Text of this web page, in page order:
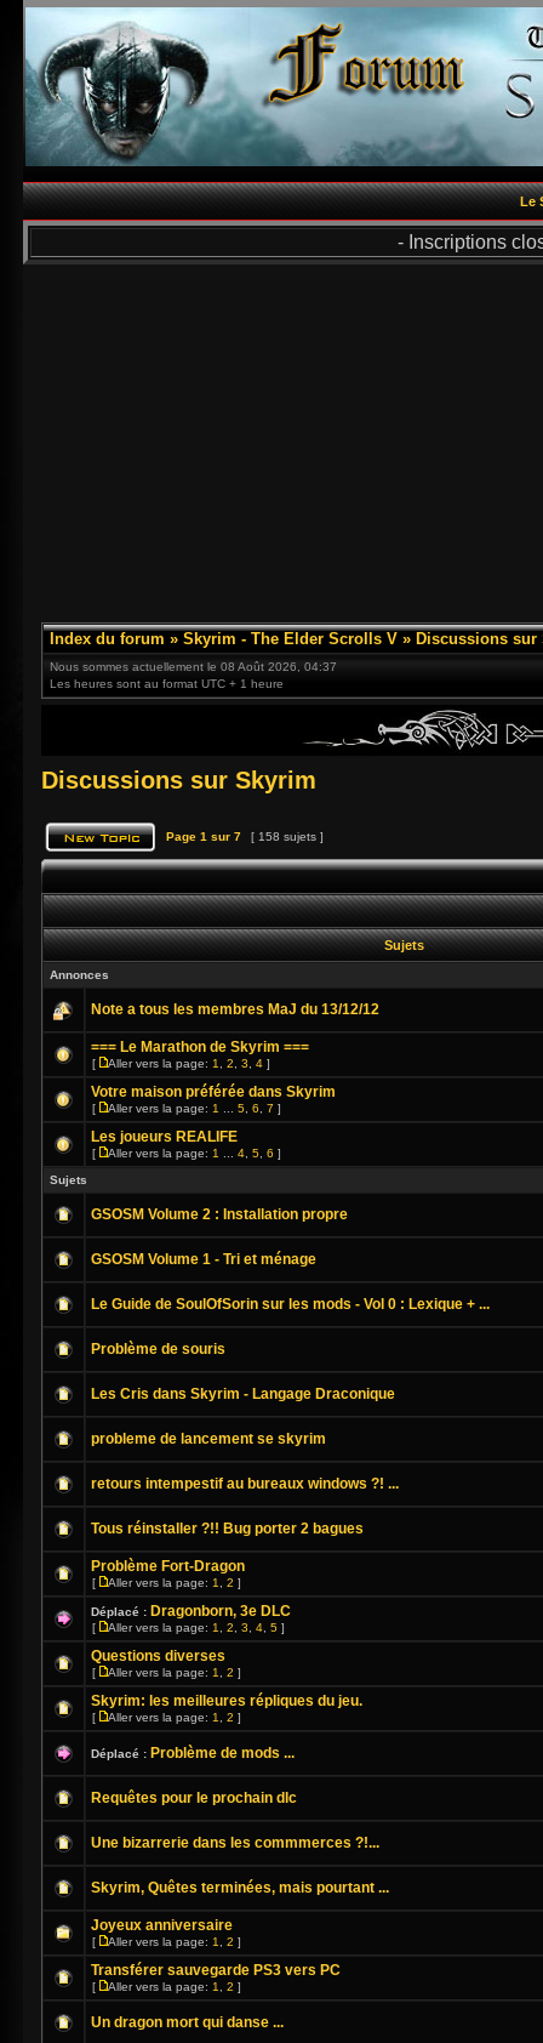
Le
- Inscriptions
Index du forum » Skyrim - The Elder Scrolls V » Discussions sur
Nous sommes actuellement le 08 Août 2026, 04:37
Les heures sont au format UTC + 1 heure
Discussions sur Skyrim
Page 1 sur 7 [ 158 sujets ]
Sujets
Annonces
Note a tous les membres MaJ du 13/12/12
=== Le Marathon de Skyrim ===
[ Aller vers la page: 1 2 3 4 ]
Votre maison préférée dans Skyrim
[ Aller vers la page: 1 5 6 7 ]
Les joueurs REALIFE
[ Aller vers la page: 1 4 5 6 ]
Sujets
GSOSM Volume 2 : Installation propre
GSOSM Volume 1 - Tri et ménage
Le Guide de SoulOfSorin sur les mods - Vol 0 : Lexique + ...
Problème de souris
Les Cris dans Skyrim - Langage Draconique
probleme de lancement se skyrim
retours intempestif au bureaux windows ?! ...
Tous réinstaller ?!! Bug porter 2 bagues
Problème Fort-Dragon
[ Aller vers la page: 1 2 ]
Déplacé : Dragonborn, 3e DLC
[ Aller vers la page: 1 2 3 4 5 ]
Questions diverses
[ Aller vers la page: 1 2 ]
Skyrim: les meilleures répliques du jeu.
[ Aller vers la page: 1 2 ]
Déplacé : Problème de mods ...
Requêtes pour le prochain dlc
Une bizarrerie dans les commmerces ?!...
Skyrim, Quêtes terminées, mais pourtant ...
Joyeux anniversaire
[ Aller vers la page: 1 2 ]
Transférer sauvegarde PS3 vers PC
[ Aller vers la page: 1 2 ]
Un dragon mort qui danse ...